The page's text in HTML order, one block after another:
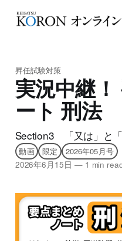
昇任試験対策
実況中継
ート 刑法
Section3 「又は」と
動画 限定
2026年05月号
2026年6月15日 —1 min